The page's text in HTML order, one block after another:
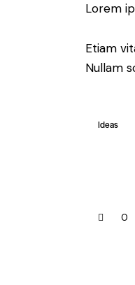
Lorem
Etiam
Nullam
Ideas
0